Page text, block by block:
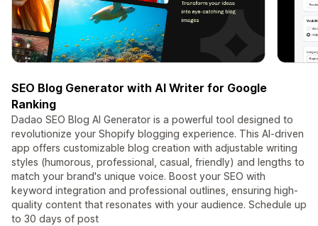
SEO Blog Generator with AI Writer for Google
Ranking
Dadao SEO Blog AI Generator is a powerful tool designed to
revolutionize your Shopify blogging experience. This AI-driven
app offers customizable blog creation with adjustable writing
styles (humorous, professional, casual, friendly) and lengths to
match your brand's unique voice. Boost your SEO with
keyword integration and professional outlines, ensuring high-
quality content that resonates with your audience. Schedule up
to 30 days of post